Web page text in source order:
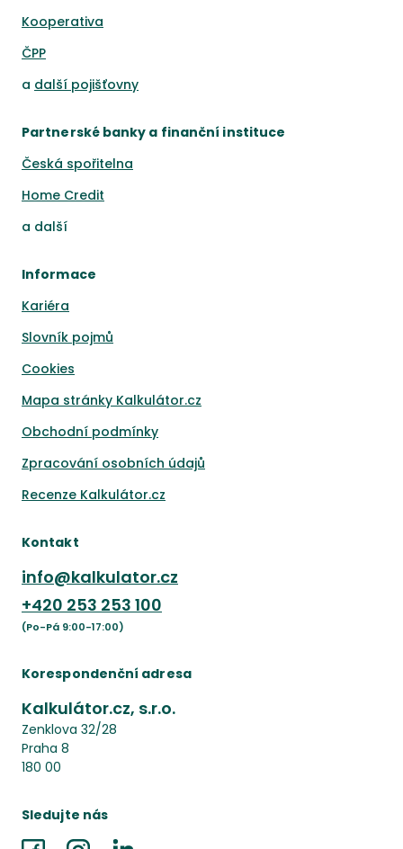
Kooperativa
ČPP
a další pojišťovny
Partnerské banky a finanční instituce
Česká spořitelna
Home Credit
a další
Informace
Kariéra
Slovník pojmů
Cookies
Mapa stránky Kalkulátor.cz
Obchodní podmínky
Zpracování osobních údajů
Recenze Kalkulátor.cz
Kontakt
info@kalkulator.cz
+420 253 253 100
(Po-Pá 9:00-17:00)
Korespondenční adresa
Kalkulátor.cz, s.r.o.
Zenklova 32/28
Praha 8
180 00
Sledujte nás